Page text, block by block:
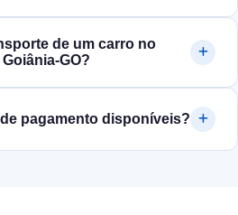
de um carro no
pagamento disponíveis?